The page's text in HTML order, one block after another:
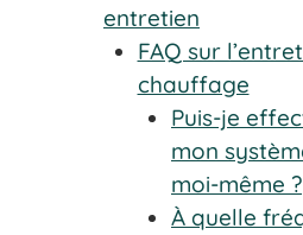
entretien
FAQ sur
chauffage
Puis-je
mon
moi-même ?
À quelle